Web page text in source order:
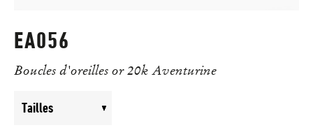
EA056
Boucles d'oreilles or 20k Aventurine